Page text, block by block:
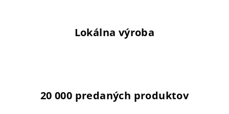
Lokálna výroba
20 000 predaných produktov